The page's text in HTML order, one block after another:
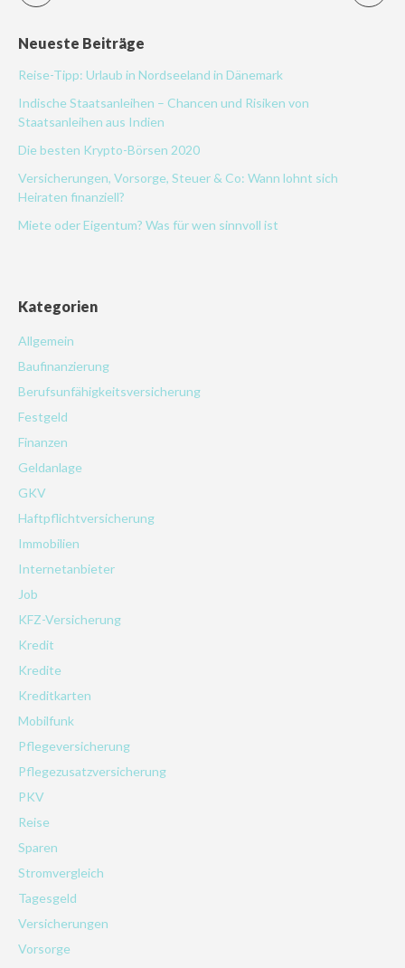
Neueste Beiträge
Reise-Tipp: Urlaub in Nordseeland in Dänemark
Indische Staatsanleihen – Chancen und Risiken von
Staatsanleihen aus Indien
Die besten Krypto-Börsen 2020
Versicherungen, Vorsorge, Steuer & Co: Wann lohnt sich
Heiraten finanziell?
Miete oder Eigentum? Was für wen sinnvoll ist
Kategorien
Allgemein
Baufinanzierung
Berufsunfähigkeitsversicherung
Festgeld
Finanzen
Geldanlage
GKV
Haftpflichtversicherung
Immobilien
Internetanbieter
Job
KFZ-Versicherung
Kredit
Kredite
Kreditkarten
Mobilfunk
Pflegeversicherung
Pflegezusatzversicherung
PKV
Reise
Sparen
Stromvergleich
Tagesgeld
Versicherungen
Vorsorge